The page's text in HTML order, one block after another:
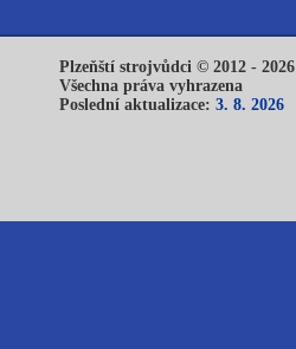
Plzeňští strojvůdci © 2012 - 2026
Všechna práva vyhrazena
Poslední aktualizace: 3. 8. 2026